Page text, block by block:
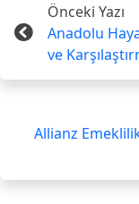
Önceki Yazı
Anadolu
ve
Allianz